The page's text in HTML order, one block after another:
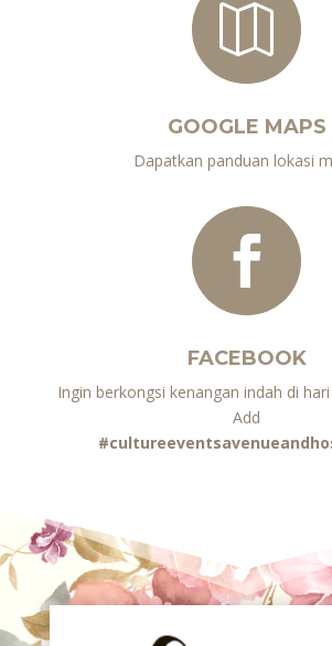

GOOGLE MAPS
Dapatkan panduan lokasi

FACEBOOK
Ingin berkongsi kenangan indah di
Add